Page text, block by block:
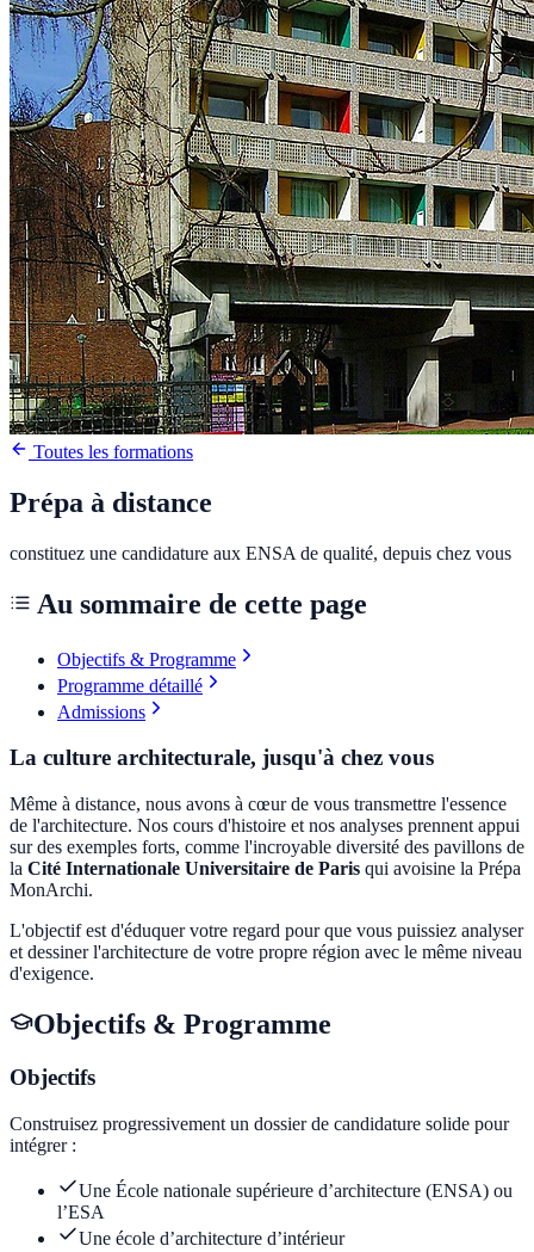
Toutes les formations
Prépa à distance
constituez une candidature aux ENSA de qualité, depuis chez vous
Au sommaire de cette page
Objectifs & Programme
Programme détaillé
Admissions
La culture architecturale, jusqu'à chez vous
Même à distance, nous avons à cœur de vous transmettre l'essence
de l'architecture. Nos cours d'histoire et nos analyses prennent appui
sur des exemples forts, comme l'incroyable diversité des pavillons de
la Cité Internationale Universitaire de Paris qui avoisine la Prépa
MonArchi.
L'objectif est d'éduquer votre regard pour que vous puissiez analyser
et dessiner l'architecture de votre propre région avec le même niveau
d'exigence.
Objectifs & Programme
Objectifs
Construisez progressivement un dossier de candidature solide pour
intégrer :
Une École nationale supérieure d’architecture (ENSA) ou
l’ESA
Une école d’architecture d’intérieur